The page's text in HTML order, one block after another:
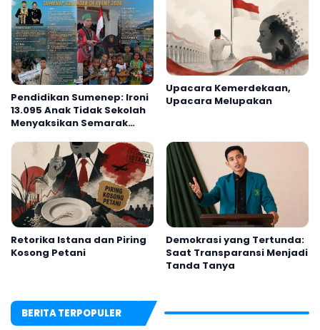
Pendidikan Sumenep: Ironi
13.095 Anak Tidak Sekolah
Menyaksikan Semarak
2026
Upacara Kemerdekaan,
Upacara Melupakan
Retorika Istana dan Piring
Kosong Petani
Demokrasi yang Tertunda:
Saat Transparansi Menjadi
Tanda Tanya
BERITA TERPOPULER